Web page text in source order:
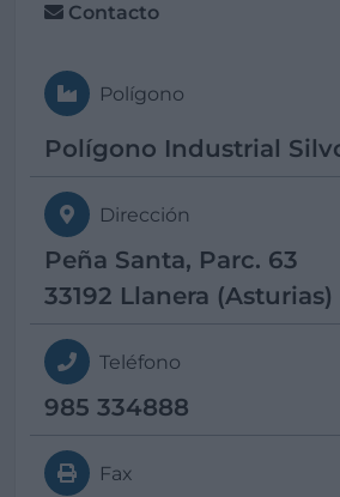
Contacto
Polígono
Polígono Industrial
Dirección
Peña Santa, Parc. 63
33192 Llanera (Asturias)
Teléfono
985 334888
Fax